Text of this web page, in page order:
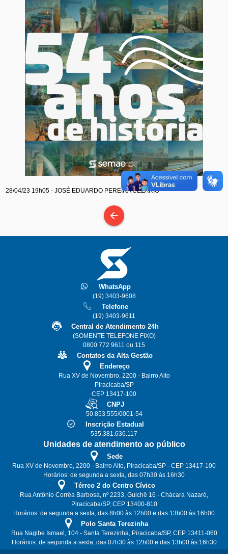
28/04/23 19h05 - JOSÉ EDUARDO PEREIRA CEZARIO
arrow_back
WhatsApp
(19) 3403-9608
Telefone
(19) 3403-9611
Central de Atendimento 24h
(SOMENTE TELEFONE FIXO)
0800 772 9611 ou 115
Contatos da Alta Gestão
Endereço
Rua XV de Novembro, 2200 - Bairro Alto
Piracicaba/SP
CEP 13417-100
CNPJ
50.853.555/0001-54
Inscrição Estadual
535.381.636.117
Unidades de atendimento ao público
Sede
Rua XV de Novembro, 2200 - Bairro Alto, Piracicaba/SP - CEP 13417-100
Horários: de segunda a sexta, das 07h30 às 16h30
Térreo 2 do Centro Cívico
Rua Antônio Corrêa Barbosa, nº 2233, Guichê 16 - Chácara Nazaré,
Piracicaba/SP, CEP 13400-810
Horários: de segunda a sexta, das 8h00 às 12h00 e das 13h00 às 16h00
Polo Santa Terezinha
Rua Nagibe Ismael, 104 - Santa Terezinha, Piracicaba/SP, CEP 13411-060
Horários: de segunda a sexta, das 07h30 às 12h00 e das 13h00 às 16h30